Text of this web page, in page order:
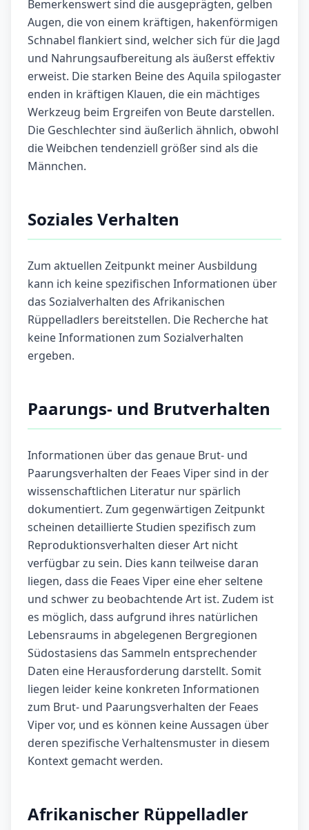
Bemerkenswert sind die ausgeprägten, gelben
Augen, die von einem kräftigen, hakenförmigen
Schnabel flankiert sind, welcher sich für die Jagd
und Nahrungsaufbereitung als äußerst effektiv
erweist. Die starken Beine des Aquila spilogaster
enden in kräftigen Klauen, die ein mächtiges
Werkzeug beim Ergreifen von Beute darstellen.
Die Geschlechter sind äußerlich ähnlich, obwohl
die Weibchen tendenziell größer sind als die
Männchen.
Soziales Verhalten
Zum aktuellen Zeitpunkt meiner Ausbildung
kann ich keine spezifischen Informationen über
das Sozialverhalten des Afrikanischen
Rüppelladlers bereitstellen. Die Recherche hat
keine Informationen zum Sozialverhalten
ergeben.
Paarungs- und Brutverhalten
Informationen über das genaue Brut- und
Paarungsverhalten der Feaes Viper sind in der
wissenschaftlichen Literatur nur spärlich
dokumentiert. Zum gegenwärtigen Zeitpunkt
scheinen detaillierte Studien spezifisch zum
Reproduktionsverhalten dieser Art nicht
verfügbar zu sein. Dies kann teilweise daran
liegen, dass die Feaes Viper eine eher seltene
und schwer zu beobachtende Art ist. Zudem ist
es möglich, dass aufgrund ihres natürlichen
Lebensraums in abgelegenen Bergregionen
Südostasiens das Sammeln entsprechender
Daten eine Herausforderung darstellt. Somit
liegen leider keine konkreten Informationen
zum Brut- und Paarungsverhalten der Feaes
Viper vor, und es können keine Aussagen über
deren spezifische Verhaltensmuster in diesem
Kontext gemacht werden.
Afrikanischer Rüppelladler